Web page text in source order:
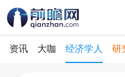
资讯 大咖 经济学人 研